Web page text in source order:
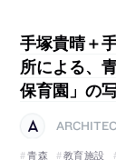
手塚貴晴＋
所による、
保育園」の
青森
教育施設